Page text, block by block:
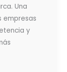
Una
empresas
y